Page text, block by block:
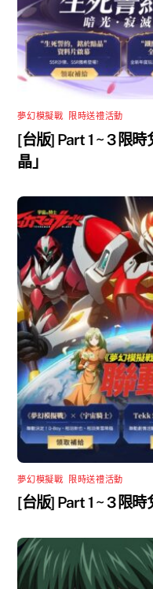
夢幻模擬戰 限時送禮活動
[台版] Part 1 ~ 3 限
晶」
夢幻模擬戰 限時送禮活動
[台版] Part 1 ~ 3 限時